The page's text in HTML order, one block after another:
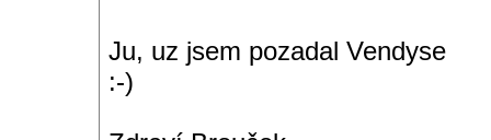
Ju, uz jsem pozadal Vendyse
:-)